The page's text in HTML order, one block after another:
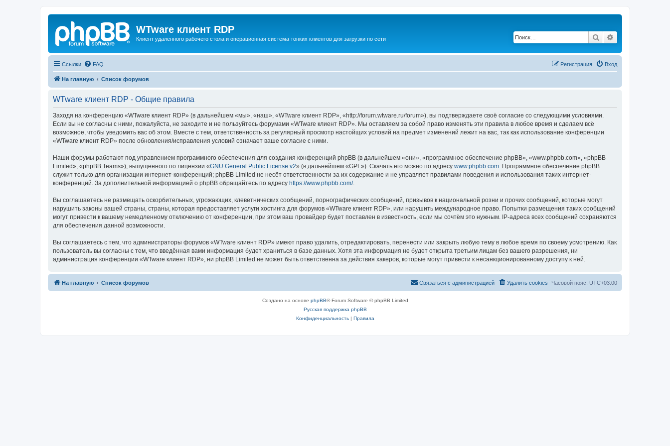
WTware клиент RDP
Клиент удаленного рабочего стола и операционная система тонких клиентов для загрузки по сети Поиск
Ссылки FAQ Вход
Регистрация
На главную Список форумов
WTware клиент RDP - Общие правила
Заходя на конференцию «WTware клиент RDP» (в дальнейшем «мы», «наш», «WTware клиент RDP», «http://forum.wtware.ru/forum»), вы подтверждаете своё согласие со следующими условиями.
Если вы не согласны с ними, пожалуйста, не заходите и не пользуйтесь форумами «WTware клиент RDP». Мы оставляем за собой право изменять эти правила в любое время и сделаем всё
возможное, чтобы уведомить вас об этом. Вместе с тем, ответственность за регулярный просмотр настойщих условий на предмет изменений лежит на вас, так как использование конференции
«WTware клиент RDP» после обновления/исправления условий означает ваше согласие с ними.
Наши форумы работают под управлением программного обеспечения для создания конференций phpBB (в дальнейшем «они», «программное обеспечение phpBB», «www.phpbb.com», «phpBB
Limited», «phpBB Teams»), выпущенного по лицензии «GNU General Public License v2» (в дальнейшем «GPL»). Скачать его можно по адресу www.phpbb.com . Программное обеспечение phpBB
служит только для организации интернет-конференций; phpBB Limited не несёт ответственности за их содержание и не управляет правилами поведения и использования таких интернет-
конференций. За дополнительной информацией о phpBB обращайтесь по адресу https://www.phpbb.com/.
Вы соглашаетесь не размещать оскорбительных, угрожающих, клеветнических сообщений, порнографических сообщений, призывов к национальной розни и прочих сообщений, которые могут
нарушить законы вашей страны, страны, которая предоставляет услуги хостинга для форумов «WTware клиент RDP», или нарушить международное право. Попытки размещения таких сообщений
могут привести к вашему немедленному отключению от конференции, при этом ваш провайдер будет поставлен в известность, если мы сочтём это нужным. IP-адреса всех сообщений сохраняются
для обеспечения данной возможности.
Вы соглашаетесь с тем, что администраторы форумов «WTware клиент RDP» имеют право удалить, отредактировать, перенести или закрыть любую тему в любое время по своему усмотрению. Как
пользователь вы согласны с тем, что введённая вами информация будет храниться в базе данных. Хотя эта информация не будет открыта третьим лицам без вашего разрешения, ни
администрация конференции «WTware клиент RDP», ни phpBB Limited не может быть ответственна за действия хакеров, которые могут привести к несанкционированному доступу к ней.
На главную Список форумов Часовой пояс: UTC+03:00
Удалить cookies
Связаться с администрацией
Создано на основе phpBB® Forum Software © phpBB Limited
Русская поддержка phpBB
Конфиденциальность| Правила